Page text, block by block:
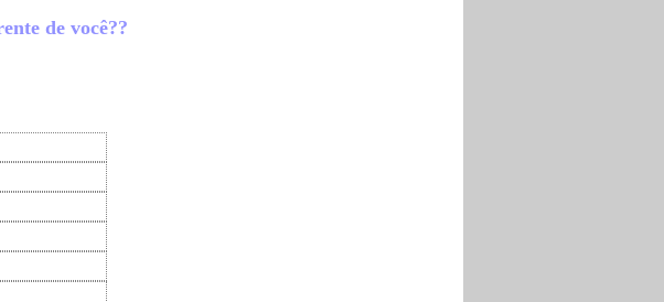
de você??